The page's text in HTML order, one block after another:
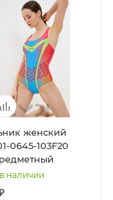
женский
0645-103F20
наличии